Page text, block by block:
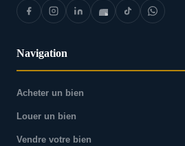
Navigation
Acheter un bien
Louer un bien
Vendre votre bien